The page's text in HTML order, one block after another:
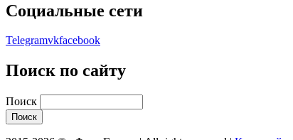
Социальные сети
Telegramvkfacebook
Поиск по сайту
Поиск